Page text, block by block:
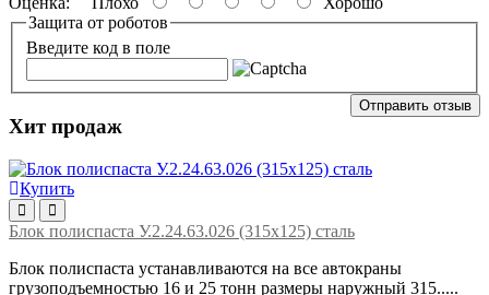
Защита от роботов
Введите код в поле
Отправить отзыв
Хит продаж
Купить
Блок полиспаста У.2.24.63.026 (315х125) сталь
Блок полиспаста устанавливаются на все автокраны
грузоподъемностью 16 и 25 тонн размеры наружный 315.....